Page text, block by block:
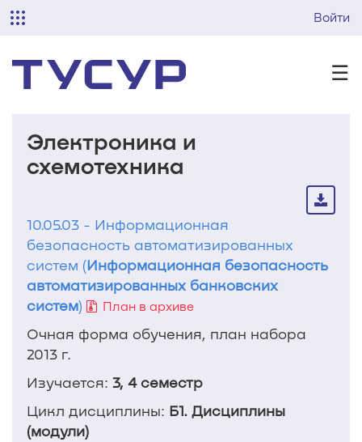
Войти
☰
Электроника и
схемотехника
10.05.03 - Информационная
безопасность автоматизированных
систем (Информационная безопасность
автоматизированных банковских
систем) План в архиве
Очная форма обучения, план набора
2013 г.
Изучается: 3, 4 семестр
Цикл дисциплины: Б1. Дисциплины
(модули)